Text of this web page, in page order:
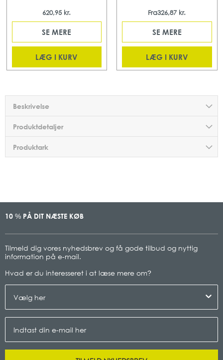
620,95 kr.
SE MERE
LÆG I KURV
Fra326,87 kr.
SE MERE
LÆG I KURV
Beskrivelse
Produktdetaljer
Produktark
10 % PÅ DIT NÆSTE KØB
Tilmeld dig vores nyhedsbrev og få gode tilbud og nyttig
information på e-mail.
Hvad er du interesseret i at læse mere om?